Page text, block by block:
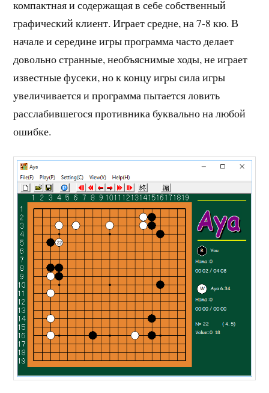
компактная и содержащая в себе собственный
графический клиент. Играет средне, на 7-8 кю. В
начале и середине игры программа часто делает
довольно странные, необъяснимые ходы, не играет
известные фусеки, но к концу игры сила игры
увеличивается и программа пытается ловить
расслабившегося противника буквально на любой
ошибке.